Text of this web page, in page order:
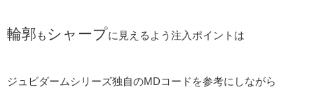
輪郭 も シャープに見えるよう注入ポイントは
ジュビダームシリーズ独自のMDコードを参考にしながら